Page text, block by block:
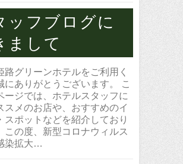
ッフブログに
まして
路グリーンホテルをご利用く
にありがとうございます。 こ
ージでは、ホテルスタッフに
スメのお店や、おすすめのイ
スポットなどを紹介しており
この度、新型コロナウィルス
染拡大…